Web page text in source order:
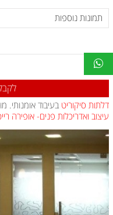
דלתות סיקוריט בעיבוד אומנותי.
עיצוב ואדריכלות פנים- אופירה